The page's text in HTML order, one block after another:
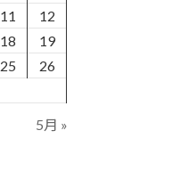
11
12
18
19
25
26
5月 »